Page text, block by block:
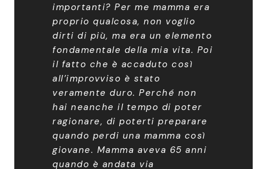
importanti? Per me mamma era
proprio qualcosa, non voglio
dirti di più, ma era un elemento
fondamentale della mia vita. Poi
il fatto che è accaduto così
all’improvviso è stato
veramente duro. Perché non
hai neanche il tempo di poter
ragionare, di poterti preparare
quando perdi una mamma così
giovane. Mamma aveva 65 anni
quando è andata via